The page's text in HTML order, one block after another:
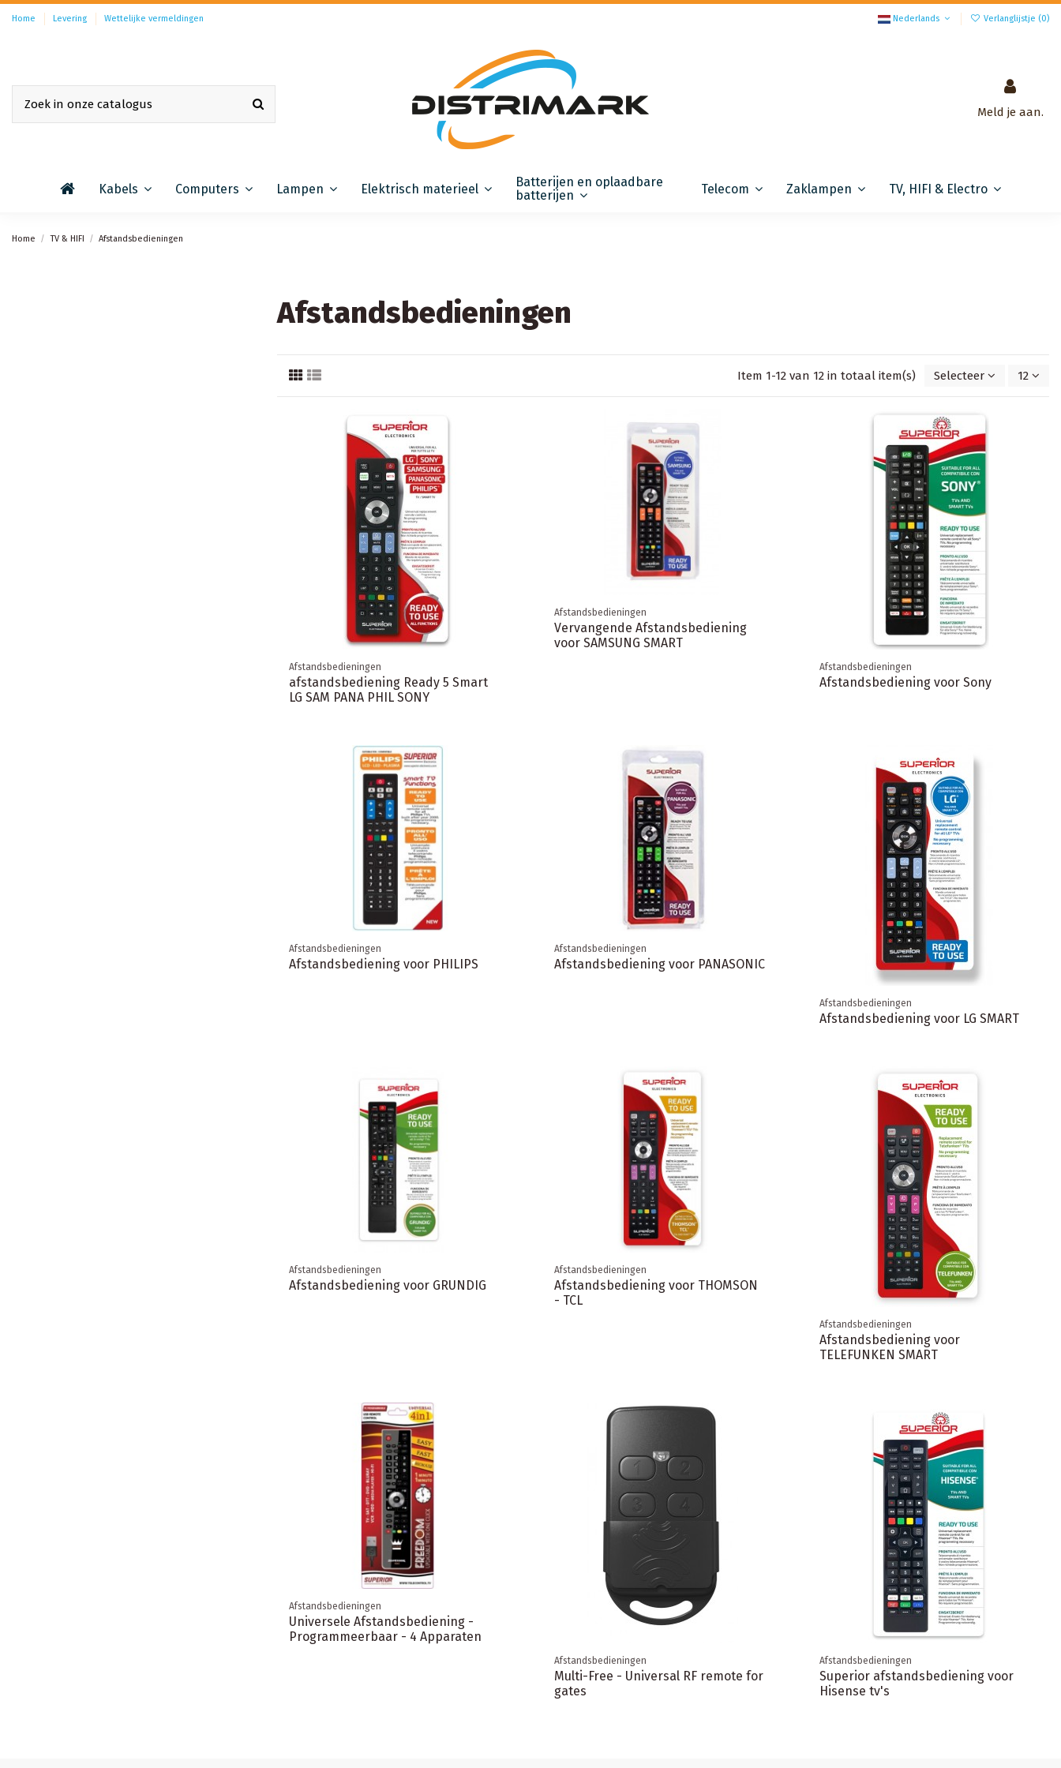
Home Levering Wettelijke vermeldingen Nederlands Verlanglijstje (0)
Meld je aan.
Kabels Computers Lampen Elektrisch materieel
Batterijen en oplaadbare
batterijen
Telecom Zaklampen TV, HIFI & Electro
Home TV & HIFI Afstandsbedieningen
Afstandsbedieningen
Item 1-12 van 12 in totaal item(s) Selecteer 12
Afstandsbedieningen
afstandsbediening Ready 5 Smart
LG SAM PANA PHIL SONY
Afstandsbedieningen
Vervangende Afstandsbediening
voor SAMSUNG SMART
Afstandsbedieningen
Afstandsbediening voor Sony
Afstandsbedieningen
Afstandsbediening voor PHILIPS
Afstandsbedieningen
Afstandsbediening voor PANASONIC
Afstandsbedieningen
Afstandsbediening voor LG SMART
Afstandsbedieningen
Afstandsbediening voor GRUNDIG
Afstandsbedieningen
Afstandsbediening voor THOMSON
- TCL
Afstandsbedieningen
Afstandsbediening voor
TELEFUNKEN SMART
Afstandsbedieningen
Universele Afstandsbediening -
Programmeerbaar - 4 Apparaten
Afstandsbedieningen
Multi-Free - Universal RF remote for
gates
Afstandsbedieningen
Superior afstandsbediening voor
Hisense tv's